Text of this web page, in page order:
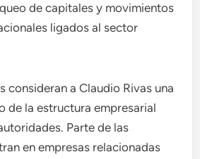
de capitales y movimientos
ligados al sector
consideran a Claudio Rivas una
de la estructura empresarial
Parte de las
en empresas relacionadas